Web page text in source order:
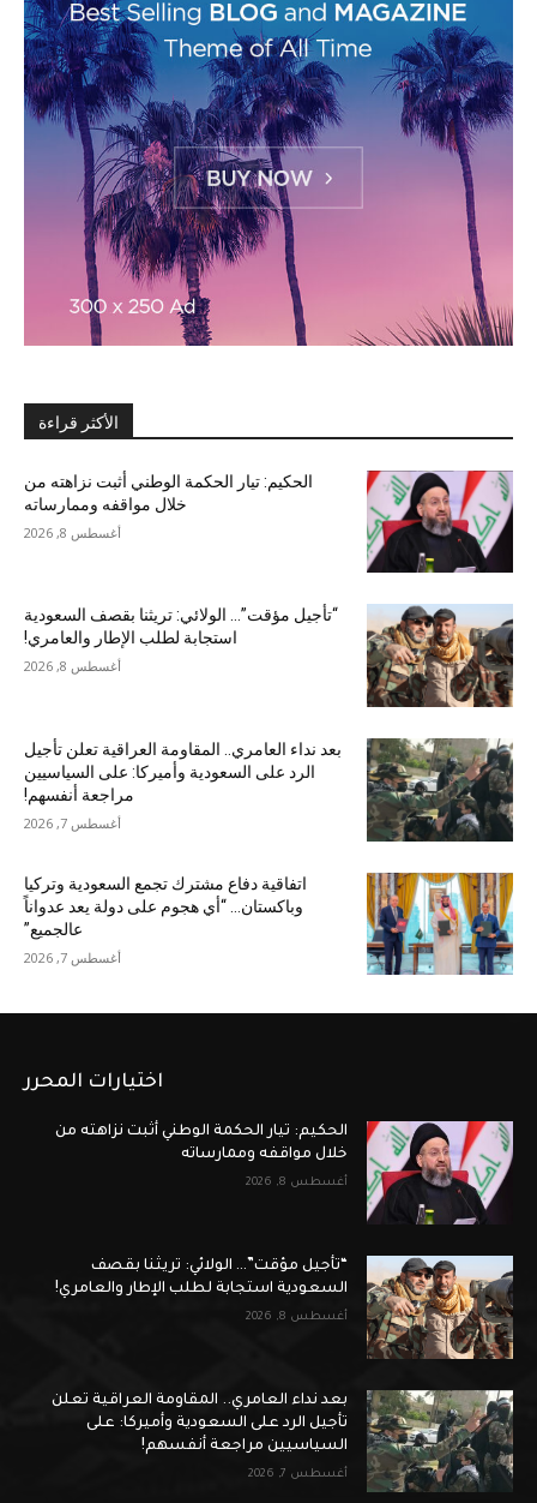
الأكثر قراءة
الحكيم: تيار الحكمة الوطني أثبت نزاهته من
خلال مواقفه وممارساته
أغسطس 8, 2026
“تأجيل مؤقت”… الولائي: تريثنا بقصف السعودية
استجابة لطلب الإطار والعامري!
أغسطس 8, 2026
بعد نداء العامري.. المقاومة العراقية تعلن تأجيل
الرد على السعودية وأميركا: على السياسيين
مراجعة أنفسهم!
أغسطس 7, 2026
اتفاقية دفاع مشترك تجمع السعودية وتركيا
وباكستان… “أي هجوم على دولة يعد عدواناً
عالجميع”
أغسطس 7, 2026
اختيارات المحرر
الحكيم: تيار الحكمة الوطني أثبت نزاهته من
خلال مواقفه وممارساته
أغسطس 8, 2026
“تأجيل مؤقت”… الولائي: تريثنا بقصف
السعودية استجابة لطلب الإطار والعامري!
أغسطس 8, 2026
بعد نداء العامري.. المقاومة العراقية تعلن
تأجيل الرد على السعودية وأميركا: على
السياسيين مراجعة أنفسهم!
أغسطس 7, 2026